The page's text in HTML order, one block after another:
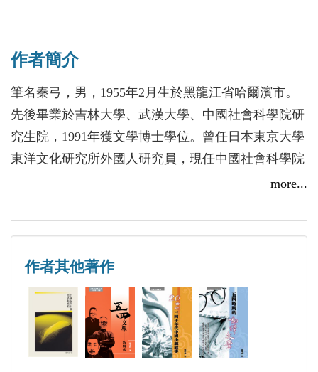
作者簡介
筆名秦弓，男，1955年2月生於黑龍江省哈爾濱市。
先後畢業於吉林大學、武漢大學、中國社會科學院研
究生院，1991年獲文學博士學位。曾任日本東京大學
東洋文化研究所外國人研究員，現任中國社會科學院
文學研究所研究員、現代文學研究室主任、中國現代
《覺醒與掙扎—20世紀初中日「人的文學」比較》、
三四十年代中國小說敘事》、《瞧，那醜陋的人》、
《五四時期的翻譯文學》等7種，合著《中國現代雜
文史》、《中華文學發展史》等3種，譯著《「
more...
作者其他著作